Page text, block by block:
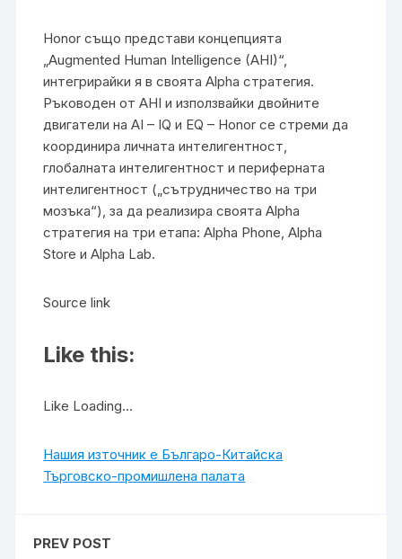
Honor също представи концепцията
„Augmented Human Intelligence (AHI)“,
интегрирайки я в своята Alpha стратегия.
Ръководен от AHI и използвайки двойните
двигатели на AI – IQ и EQ – Honor се стреми да
координира личната интелигентност,
глобалната интелигентност и периферната
интелигентност („сътрудничество на три
мозъка“), за да реализира своята Alpha
стратегия на три етапа: Alpha Phone, Alpha
Store и Alpha Lab.
Source link
Like this:
Like Loading…
Нашия източник е Българо-Китайска
Търговско-промишлена палaта
PREV POST